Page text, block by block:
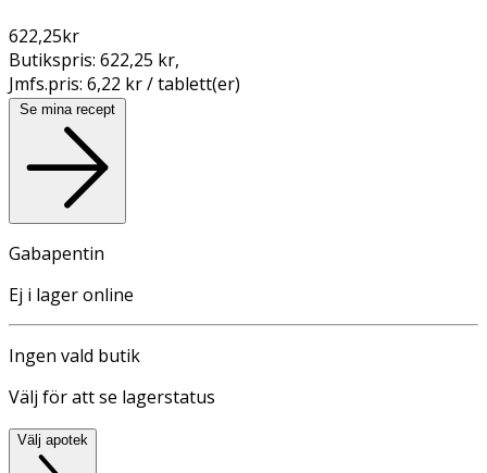
622,25kr
Butikspris: 622,25 kr,
Jmfs.pris: 6,22 kr / tablett(er)
Se mina recept
Gabapentin
Ej i lager online
Ingen vald butik
Välj för att se lagerstatus
Välj apotek